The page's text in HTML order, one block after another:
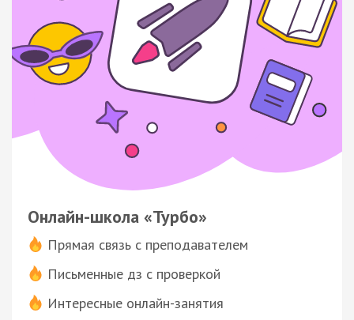
Онлайн-школа «Турбо»
Прямая связь с преподавателем
Письменные дз с проверкой
Интересные онлайн-занятия